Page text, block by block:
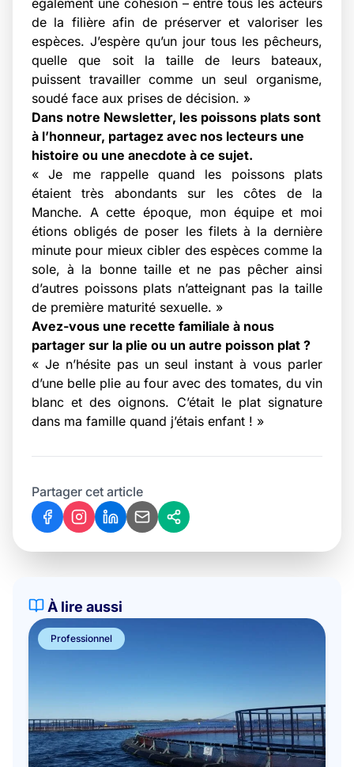
également une cohésion – entre tous les acteurs
de la filière afin de préserver et valoriser les
espèces. J’espère qu’un jour tous les pêcheurs,
quelle que soit la taille de leurs bateaux,
puissent travailler comme un seul organisme,
soudé face aux prises de décision. »
Dans notre Newsletter, les poissons plats sont
à l’honneur, partagez avec nos lecteurs une
histoire ou une anecdote à ce sujet.
« Je me rappelle quand les poissons plats
étaient très abondants sur les côtes de la
Manche. A cette époque, mon équipe et moi
étions obligés de poser les filets à la dernière
minute pour mieux cibler des espèces comme la
sole, à la bonne taille et ne pas pêcher ainsi
d’autres poissons plats n’atteignant pas la taille
de première maturité sexuelle. »
Avez-vous une recette familiale à nous
partager sur la plie ou un autre poisson plat ?
« Je n’hésite pas un seul instant à vous parler
d’une belle plie au four avec des tomates, du vin
blanc et des oignons. C’était le plat signature
dans ma famille quand j’étais enfant ! »
Partager cet article
À lire aussi
Professionnel